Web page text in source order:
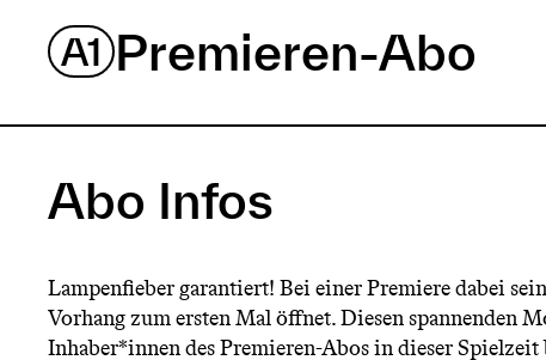
p
t
e
n
ü
A1 Premieren-Abo
Abo Infos
Lampenfieber garantiert! Bei einer Premiere dabei
Vorhang zum ersten Mal öffnet. Diesen spannenden
Inhaber*innen des Premieren-Abos in dieser Spielzeit